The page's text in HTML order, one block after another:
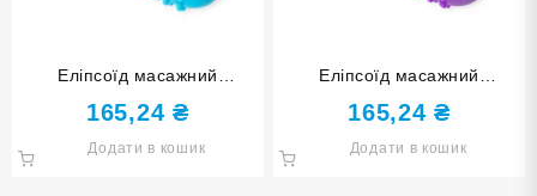
Еліпсоїд масажний
блакитний YJ-LY01 blue
165,24 ₴
Додати в кошик
Еліпсоїд масажний
фіолетовий YJ-LY01 purple
165,24₴
Додати в кошик